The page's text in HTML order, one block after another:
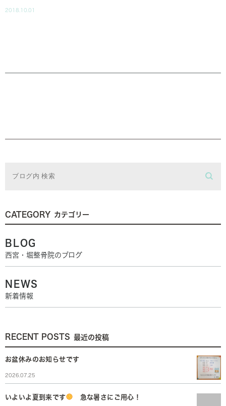
2018.10.01
CATEGORY カテゴリー
BLOG
西宮・堀整骨院のブログ
NEWS
新着情報
RECENT POSTS 最近の投稿
お盆休みのお知らせです
2026.07.25
いよいよ夏到来です 急な暑さにご用心！